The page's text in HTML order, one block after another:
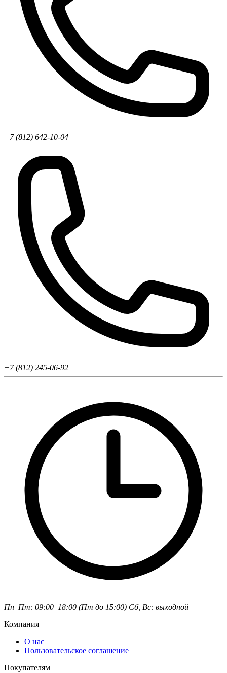
+7 (812) 642-10-04
+7 (812) 245-06-92
Пн–Пт: 09:00–18:00 (Пт до 15:00) Сб, Вс: выходной
Компания
О нас
Пользовательское соглашение
Покупателям